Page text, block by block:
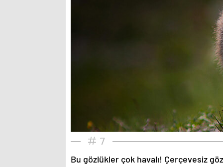
7
Bu gözlükler çok havalı! Çerçevesiz